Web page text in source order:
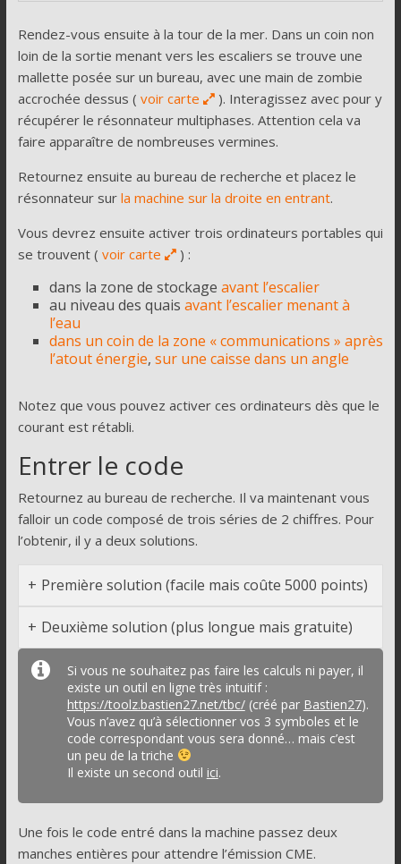
Rendez-vous ensuite à la tour de la mer. Dans un coin non
loin de la sortie menant vers les escaliers se trouve une
mallette posée sur un bureau, avec une main de zombie
accrochée dessus ( voir carte
). Interagissez avec pour y
récupérer le résonnateur multiphases. Attention cela va
faire apparaître de nombreuses vermines.
Retournez ensuite au bureau de recherche et placez le
résonnateur sur la machine sur la droite en entrant.
Vous devrez ensuite activer trois ordinateurs portables qui
se trouvent ( voir carte ) :
dans la zone de stockage avant l’escalier
au niveau des quais avant l’escalier menant à
l’eau
dans un coin de la zone « communications » après
l’atout énergie, sur une caisse dans un angle
Notez que vous pouvez activer ces ordinateurs dès que le
courant est rétabli.
Entrer le code
Retournez au bureau de recherche. Il va maintenant vous
falloir un code composé de trois séries de 2 chiffres. Pour
l’obtenir, il y a deux solutions.
Première solution (facile mais coûte 5000 points)
Deuxième solution (plus longue mais gratuite)
Si vous ne souhaitez pas faire les calculs ni payer, il
existe un outil en ligne très intuitif :
https://toolz.bastien27.net/tbc/(créé par Bastien27).
Vous n’avez qu’à sélectionner vos 3 symboles et le
code correspondant vous sera donné… mais c’est
un peu de la triche
Il existe un second outil ici.
Une fois le code entré dans la machine passez deux
manches entières pour attendre l’émission CME.